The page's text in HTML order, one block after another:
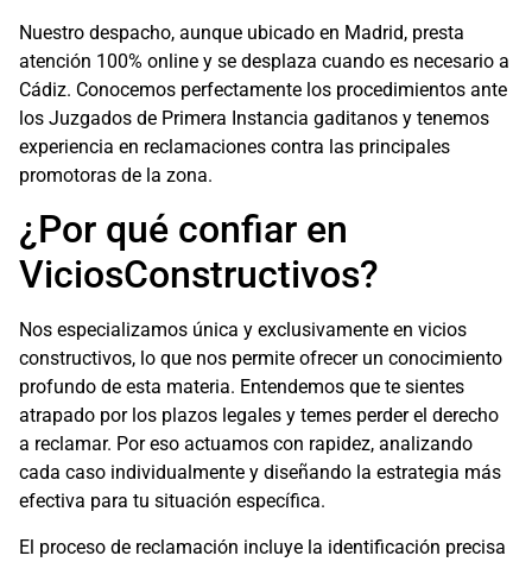
Nuestro despacho, aunque ubicado en Madrid, presta
atención 100% online y se desplaza cuando es necesario a
Cádiz. Conocemos perfectamente los procedimientos ante
los Juzgados de Primera Instancia gaditanos y tenemos
experiencia en reclamaciones contra las principales
promotoras de la zona.
¿Por qué confiar en
ViciosConstructivos?
Nos especializamos única y exclusivamente en vicios
constructivos, lo que nos permite ofrecer un conocimiento
profundo de esta materia. Entendemos que te sientes
atrapado por los plazos legales y temes perder el derecho
a reclamar. Por eso actuamos con rapidez, analizando
cada caso individualmente y diseñando la estrategia más
efectiva para tu situación específica.
El proceso de reclamación incluye la identificación precisa